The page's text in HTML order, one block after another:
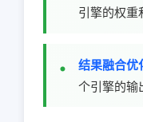
引擎的权重
结果融合优
个引擎的输